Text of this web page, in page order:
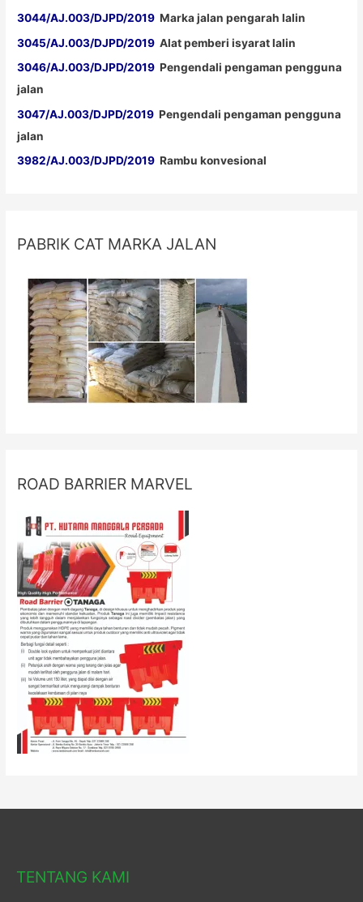
3044/AJ.003/DJPD/2019 Marka jalan pengarah lalin
3045/AJ.003/DJPD/2019 Alat pemberi isyarat lalin
3046/AJ.003/DJPD/2019 Pengendali pengaman pengguna
jalan
3047/AJ.003/DJPD/2019 Pengendali pengaman pengguna
jalan
3982/AJ.003/DJPD/2019 Rambu konvesional
PABRIK CAT MARKA JALAN
ROAD BARRIER MARVEL
TENTANG KAMI